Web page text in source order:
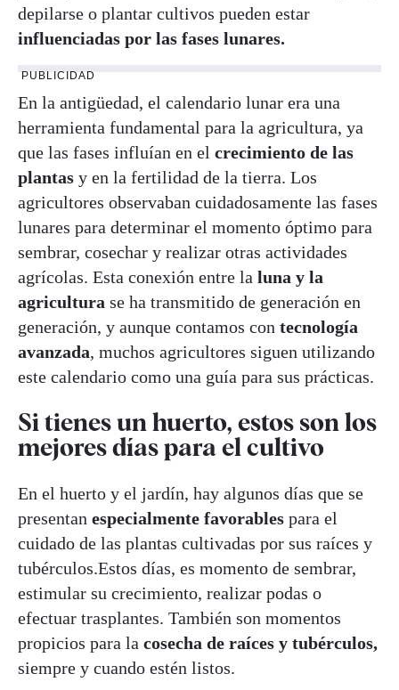
depilarse o plantar cultivos pueden estar
influenciadas por las fases lunares.
PUBLICIDAD
En la antigüedad, el calendario lunar era una
herramienta fundamental para la agricultura, ya
que las fases influían en el crecimiento de las
plantas y en la fertilidad de la tierra. Los
agricultores observaban cuidadosamente las fases
lunares para determinar el momento óptimo para
sembrar, cosechar y realizar otras actividades
agrícolas. Esta conexión entre la luna y la
agricultura se ha transmitido de generación en
generación, y aunque contamos con tecnología
avanzada, muchos agricultores siguen utilizando
este calendario como una guía para sus prácticas.
Si tienes un huerto, estos son los
mejores días para el cultivo
En el huerto y el jardín, hay algunos días que se
presentan especialmente favorables para el
cuidado de las plantas cultivadas por sus raíces y
tubérculos.Estos días, es momento de sembrar,
estimular su crecimiento, realizar podas o
efectuar trasplantes. También son momentos
propicios para la cosecha de raíces y tubérculos,
siempre y cuando estén listos.